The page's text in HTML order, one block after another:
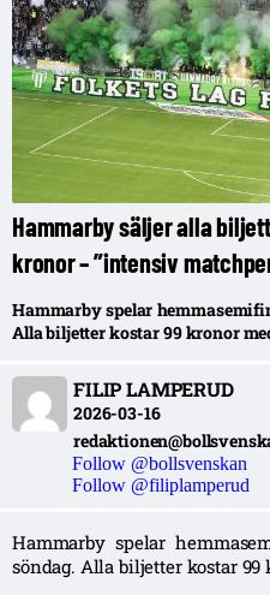
Hammarby säljer alla
kronor – ”intensiv
Hammarby spelar
Alla biljetter kostar 99 kronor
FILIP LAMPERUD
2026-03-16
Follow @bollsvenskan
Follow @filiplamperud
Hammarby spelar
söndag. Alla biljetter kostar